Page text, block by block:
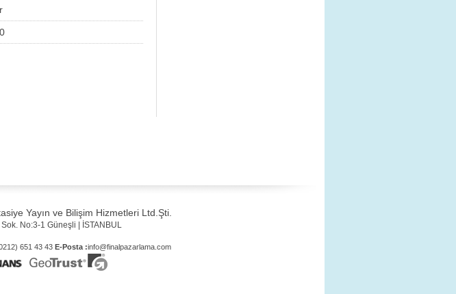
Yayın ve Bilişim Hizmetleri Ltd.Şti.
No:3-1 Güneşli | İSTANBUL
651 43 43 E-Posta :info@finalpazarlama.com